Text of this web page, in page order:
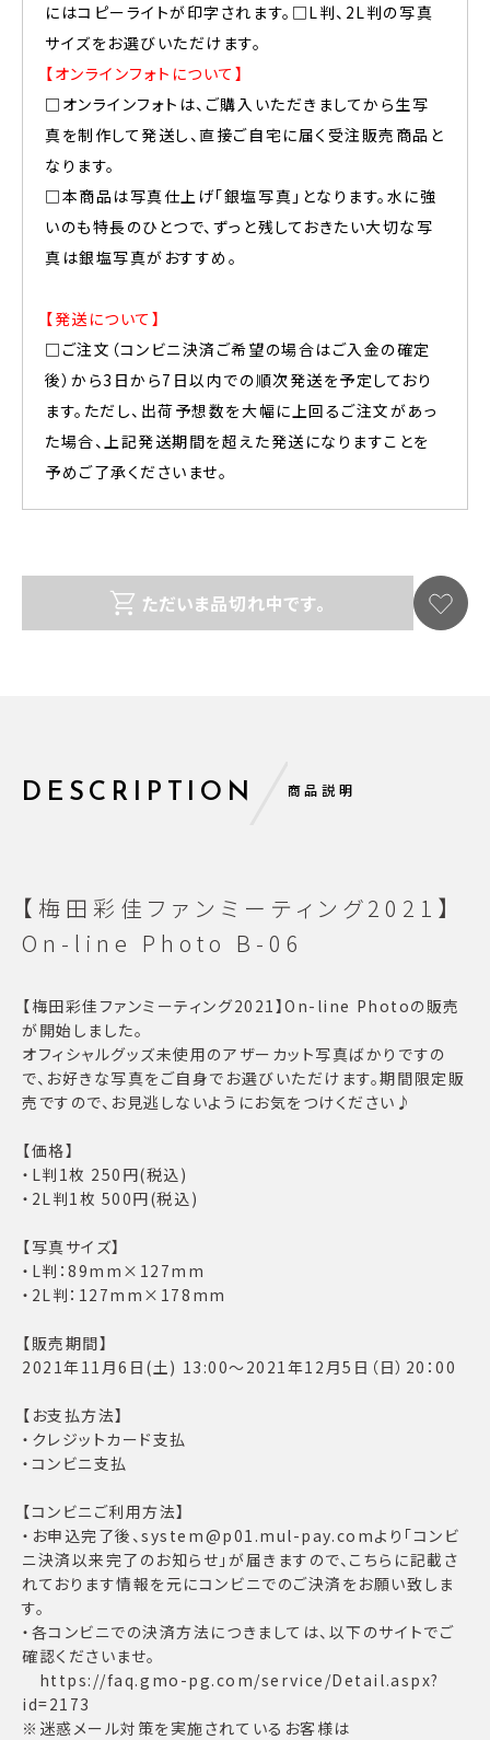
にはコピーライトが印字されます。□L判、2L判の写真
サイズをお選びいただけます。
【オンラインフォトについて】
□オンラインフォトは、ご購入いただきましてから生写
真を制作して発送し、直接ご自宅に届く受注販売商品と
なります。
□本商品は写真仕上げ「銀塩写真」となります。水に強
いのも特長のひとつで、ずっと残しておきたい大切な写
真は銀塩写真がおすすめ。
【発送について】
□ご注文（コンビニ決済ご希望の場合はご入金の確定
後）から3日から7日以内での順次発送を予定しており
ます。ただし、出荷予想数を大幅に上回るご注文があっ
た場合、上記発送期間を超えた発送になりますことを
予めご了承くださいませ。
ただいま品切れ中です。
DESCRIPTION 商品説明
【梅田彩佳ファンミーティング2021】
On-line Photo B-06
【梅田彩佳ファンミーティング2021】On-line Photoの販売
が開始しました。
オフィシャルグッズ未使用のアザーカット写真ばかりですの
で、お好きな写真をご自身でお選びいただけます。期間限定販
売ですので、お見逃しないようにお気をつけください♪
【価格】
・L判1枚 250円(税込)
・2L判1枚 500円(税込)
【写真サイズ】
・L判：89mm×127mm
・2L判：127mm×178mm
【販売期間】
2021年11月6日(土) 13:00〜2021年12月5日（日）20：00
【お支払方法】
・クレジットカード支払
・コンビニ支払
【コンビニご利用方法】
・お申込完了後、system@p01.mul-pay.comより「コンビ
ニ決済以来完了のお知らせ」が届きますので、こちらに記載さ
れております情報を元にコンビニでのご決済をお願い致しま
す。
・各コンビニでの決済方法につきましては、以下のサイトでご
確認くださいませ。
https://faq.gmo-pg.com/service/Detail.aspx?
id=2173
※迷惑メール対策を実施されているお客様は